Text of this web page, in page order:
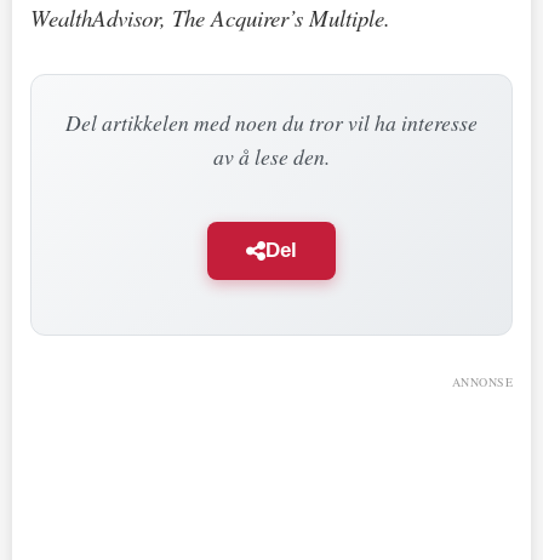
WealthAdvisor, The Acquirer’s Multiple.
Del artikkelen med noen du tror vil ha interesse
av å lese den.
Del
ANNONSE